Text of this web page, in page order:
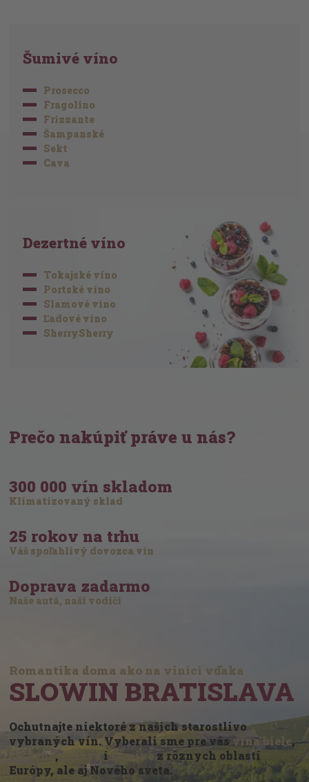
Šumivé víno
Prosecco
Fragolino
Frizzante
Šampanské
Sekt
Cava
Dezertné víno
Tokajské víno
Portské víno
Slamové víno
Ľadové víno
SherrySherry
Prečo nakúpiť práve u nás?
300 000 vín skladom
Klimatizovaný sklad
25 rokov na trhu
Váš spoľahlivý dovozca vín
Doprava zadarmo
Naše autá, naši vodiči
Romantika doma ako na vinici vďaka
SLOWIN BRATISLAVA
Ochutnajte niektoré z našich starostlivo
vybraných vín. Vyberali sme pre vásvína biele,
červené, išumivé z rôznych oblastí
Európy, ale aj Nového sveta.